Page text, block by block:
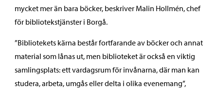
mycket mer än bara böcker, beskriver Malin Hollmén, chef
för bibliotekstjänster i Borgå.
”Bibliotekets kärna består fortfarande av böcker och annat
material som lånas ut, men biblioteket är också en viktig
samlingsplats: ett vardagsrum för invånarna, där man kan
studera, arbeta, umgås eller delta i olika evenemang”,